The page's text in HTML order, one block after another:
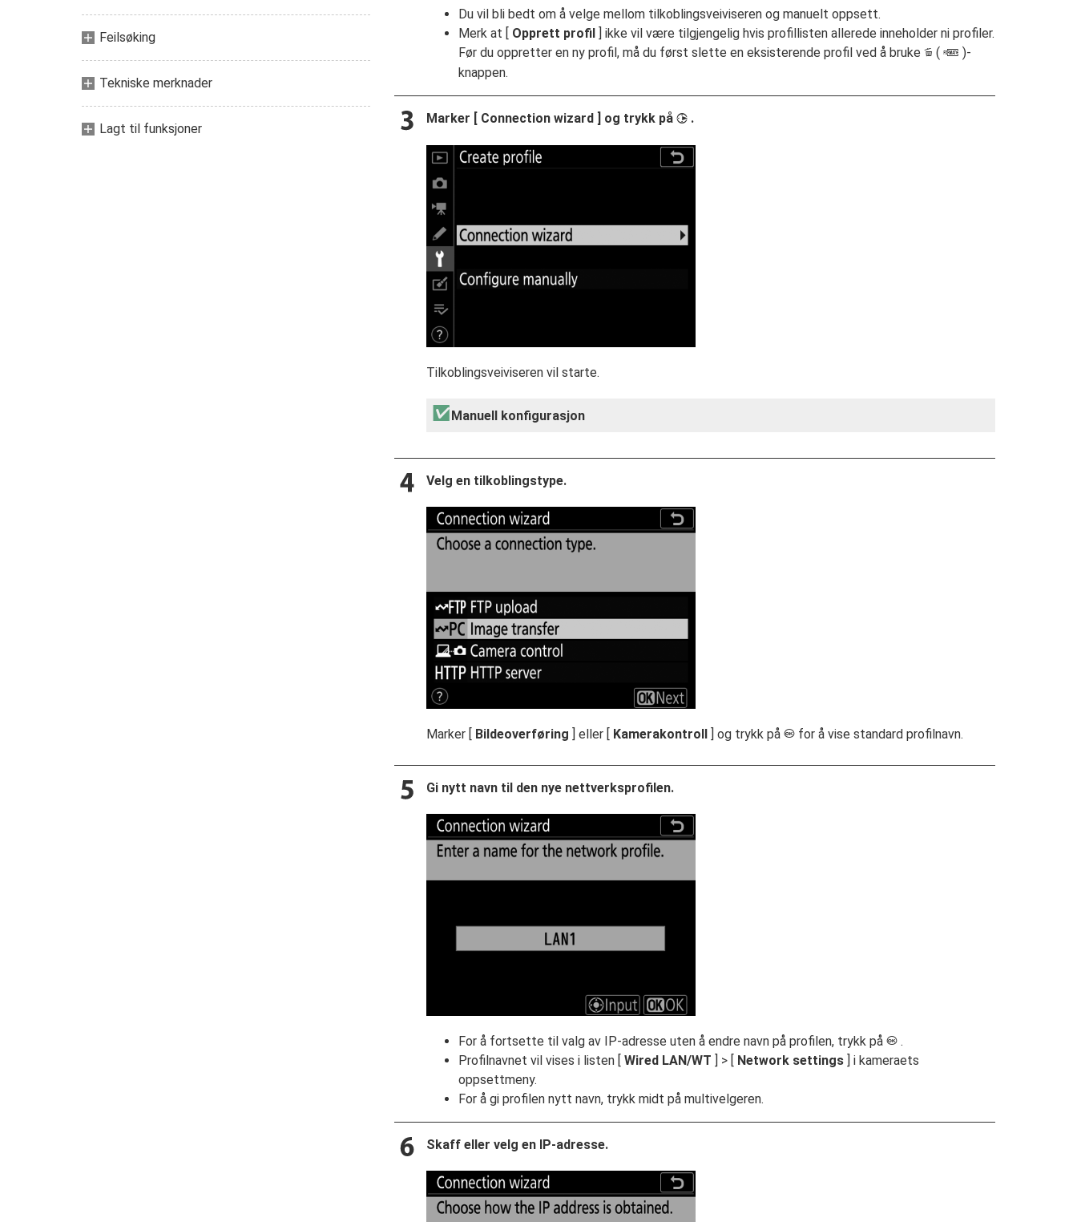
Feilsøking
Tekniske merknader
Lagt til funksjoner
Du vil bli bedt om å velge mellom tilkoblingsveiviseren og manuelt oppsett.
Merk at [ Opprett profil ] ikke vil være tilgjengelig hvis profillisten allerede inneholder ni profiler.
Før du oppretter en ny profil, må du først slette en eksisterende profil ved å bruke O ( Q )-
knappen.
Marker [ Connection wizard ] og trykk på 2 .
Tilkoblingsveiviseren vil starte.
Manuell konfigurasjon
Velg en tilkoblingstype.
Marker [ Bildeoverføring ] eller [ Kamerakontroll ] og trykk på J for å vise standard profilnavn.
Gi nytt navn til den nye nettverksprofilen.
For å fortsette til valg av IP-adresse uten å endre navn på profilen, trykk på J .
Profilnavnet vil vises i listen [ Wired LAN/WT ] > [ Network settings ] i kameraets
oppsettmeny.
For å gi profilen nytt navn, trykk midt på multivelgeren.
Skaff eller velg en IP-adresse.